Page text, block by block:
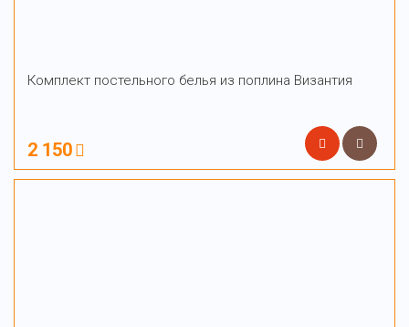
Комплект постельного белья из поплина Византия
2 150